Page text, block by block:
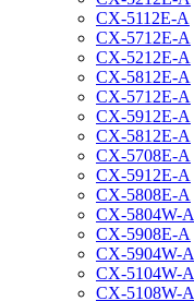
CX-5112E-A
CX-5712E-A
CX-5212E-A
CX-5812E-A
CX-5712E-A
CX-5912E-A
CX-5812E-A
CX-5708E-A
CX-5912E-A
CX-5808E-A
CX-5804W-A
CX-5908E-A
CX-5904W-A
CX-5104W-A
CX-5108W-A